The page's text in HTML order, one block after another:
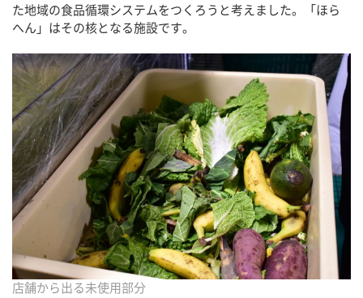
た地域の食品循環システムをつくろうと考えました。「ほら
へん」はその核となる施設です。
店舗から出る未使用部分